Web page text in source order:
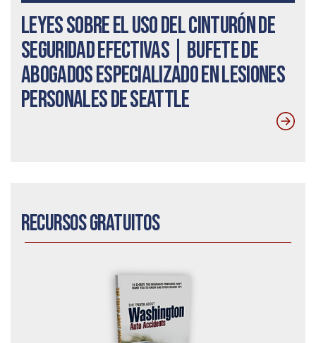
Leyes sobre el uso del cinturón de
seguridad efectivas | Bufete de
abogados especializado en lesiones
personales de Seattle
Recursos gratuitos